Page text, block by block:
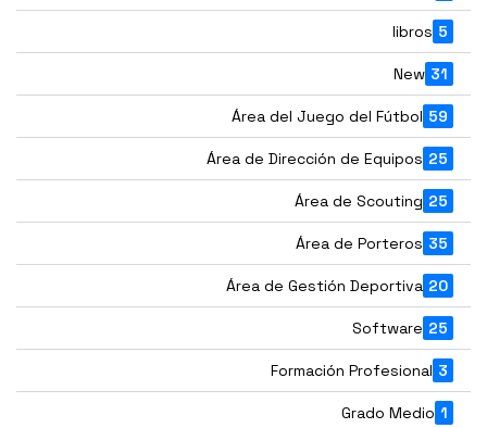
libros 5
New 31
Área del Juego del Fútbol 59
Área de Dirección de Equipos 25
Área de Scouting 25
Área de Porteros 35
Área de Gestión Deportiva 20
Software 25
Formación Profesional 3
Grado Medio 1